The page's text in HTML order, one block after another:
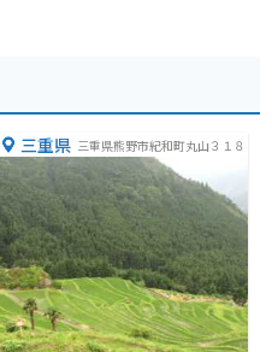
三重県 三重県熊野市紀和町丸山３１８